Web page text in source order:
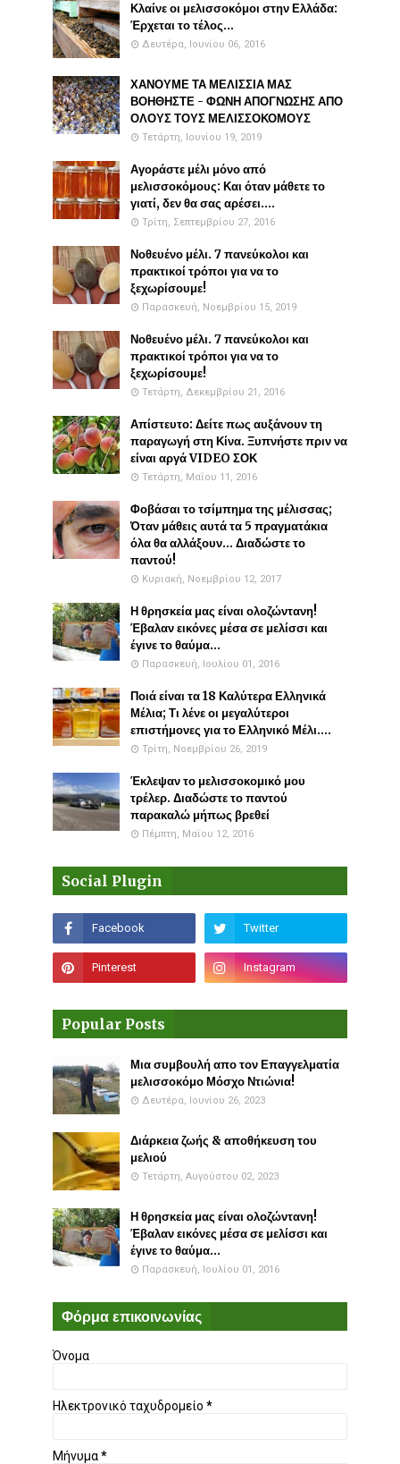
Κλαίνε οι μελισσοκόμοι στην Ελλάδα:
Έρχεται το τέλος...
Δευτέρα, Ιουνίου 06, 2016
ΧΑΝΟΥΜΕ ΤΑ ΜΕΛΙΣΣΙΑ ΜΑΣ
ΒΟΗΘΗΣΤΕ - ΦΩΝΗ ΑΠΟΓΝΩΣΗΣ ΑΠΟ
ΟΛΟΥΣ ΤΟΥΣ ΜΕΛΙΣΣΟΚΟΜΟΥΣ
Τετάρτη, Ιουνίου 19, 2019
Αγοράστε μέλι μόνο από
μελισσοκόμους: Και όταν μάθετε το
γιατί, δεν θα σας αρέσει....
Τρίτη, Σεπτεμβρίου 27, 2016
Νοθευένο μέλι. 7 πανεύκολοι και
πρακτικοί τρόποι για να το
ξεχωρίσουμε!
Παρασκευή, Νοεμβρίου 15, 2019
Νοθευένο μέλι. 7 πανεύκολοι και
πρακτικοί τρόποι για να το
ξεχωρίσουμε!
Τετάρτη, Δεκεμβρίου 21, 2016
Απίστευτο: Δείτε πως αυξάνουν τη
παραγωγή στη Κίνα. Ξυπνήστε πριν να
είναι αργά VIDEO ΣΟΚ
Τετάρτη, Μαΐου 11, 2016
Φοβάσαι το τσίμπημα της μέλισσας;
Όταν μάθεις αυτά τα 5 πραγματάκια
όλα θα αλλάξουν... Διαδώστε το
παντού!
Κυριακή, Νοεμβρίου 12, 2017
Η θρησκεία μας είναι ολοζώντανη!
Έβαλαν εικόνες μέσα σε μελίσσι και
έγινε το θαύμα...
Παρασκευή, Ιουλίου 01, 2016
Ποιά είναι τα 18 Καλύτερα Ελληνικά
Μέλια; Τι λένε οι μεγαλύτεροι
επιστήμονες για το Ελληνικό Μέλι....
Τρίτη, Νοεμβρίου 26, 2019
Έκλεψαν το μελισσοκομικό μου
τρέλερ. Διαδώστε το παντού
παρακαλώ μήπως βρεθεί
Πέμπτη, Μαΐου 12, 2016
Social Plugin
Popular Posts
Μια συμβουλή απο τον Επαγγελματία
μελισσοκόμο Μόσχο Ντιώνια!
Δευτέρα, Ιουνίου 26, 2023
Διάρκεια ζωής & αποθήκευση του
μελιού
Τετάρτη, Αυγούστου 02, 2023
Η θρησκεία μας είναι ολοζώντανη!
Έβαλαν εικόνες μέσα σε μελίσσι και
έγινε το θαύμα...
Παρασκευή, Ιουλίου 01, 2016
Φόρμα επικοινωνίας
Όνομα
Ηλεκτρονικό ταχυδρομείο *
Μήνυμα*